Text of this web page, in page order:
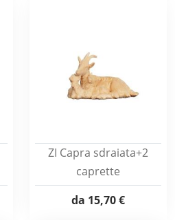
ZI Capra sdraiata+2
caprette
da 15,70 €